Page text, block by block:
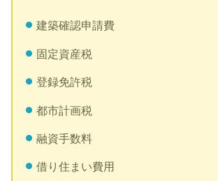
建築確認申請費
固定資産税
登録免許税
都市計画税
融資手数料
借り住まい費用